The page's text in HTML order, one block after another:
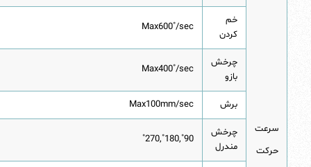
سرعت
حرکت
خم
کردن
Max600˚/sec
چرخش
بازو
Max400˚/sec
برش Max100mm/sec
چرخش
مندرل
90˚,180˚,270˚